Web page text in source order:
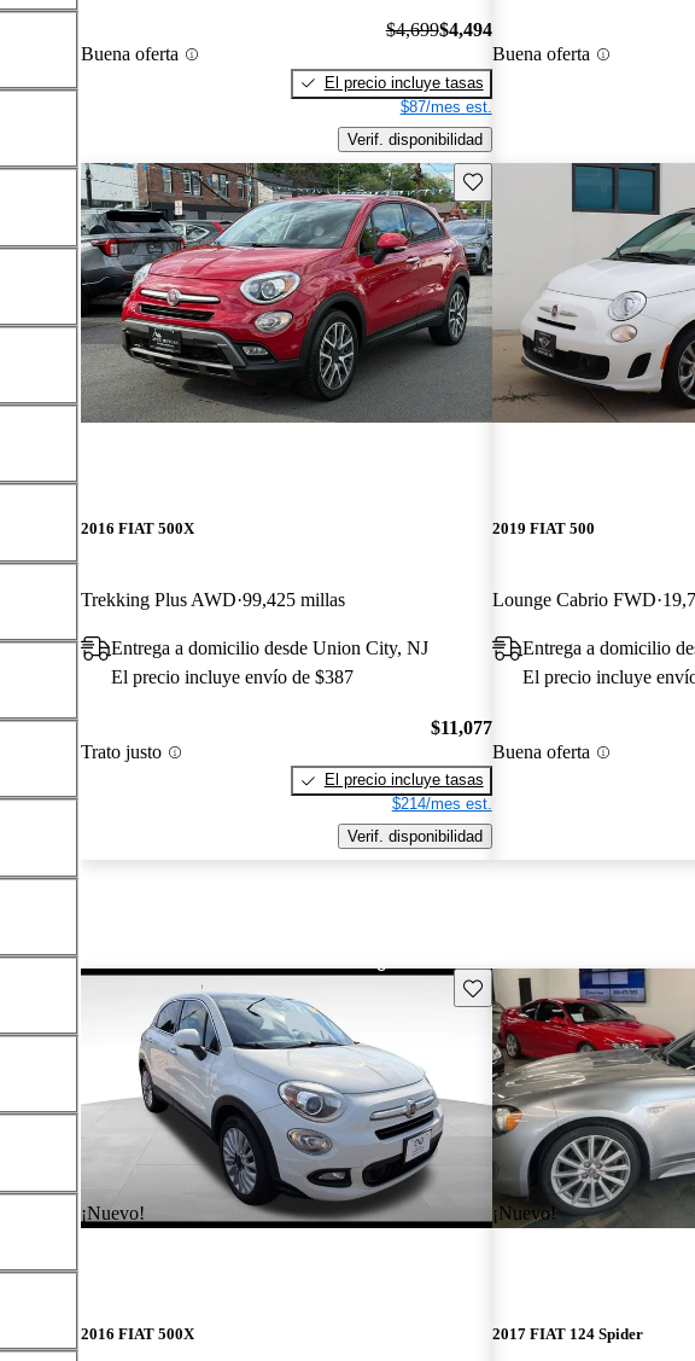
Buena oferta
$4,699$4,494
El precio incluye tasas
$87/mes est.
Verif. disponibilidad
Buena oferta
Guarda este Aviso
2016 FIAT 500X
Trekking Plus AWD 99,425 millas
Entrega a domicilio desde Union City, NJ
El precio incluye envío de $387
Trato justo
$11,077
El precio incluye tasas
$214/mes est.
Verif. disponibilidad
2019 FIAT 500
Lounge Cabrio FWD
Entrega a domicilio
El precio incluye
Buena oferta
¡Nuevo!
Guarda este Aviso
2016 FIAT 500X
¡Nuevo!
2017 FIAT 124 Spider